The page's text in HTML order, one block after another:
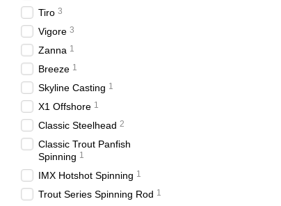
Tiro 3
Vigore 3
Zanna 1
Breeze 1
Skyline Casting 1
X1 Offshore 1
Classic Steelhead 2
Classic Trout Panfish
Spinning 1
IMX Hotshot Spinning 1
Trout Series Spinning Rod 1